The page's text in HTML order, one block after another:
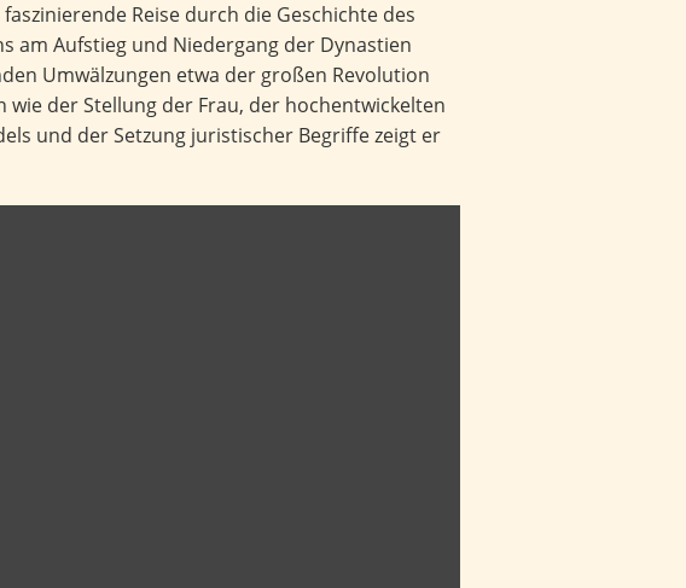
Reise durch die Geschichte des
am Aufstieg und Niedergang der Dynastien
Umwälzungen etwa der großen Revolution
wie der Stellung der Frau, der hochentwickelten
und der Setzung juristischer Begriffe zeigt er